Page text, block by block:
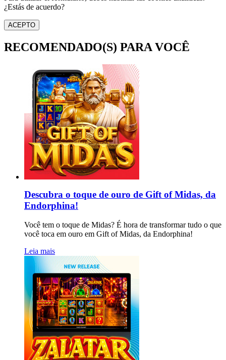
¿Estás de acuerdo?
ACEPTO
RECOMENDADO(S) PARA VOCÊ
Descubra o toque de ouro de Gift of Midas, da
Endorphina!
Você tem o toque de Midas? É hora de transformar tudo o que
você toca em ouro em Gift of Midas, da Endorphina!
Leia mais